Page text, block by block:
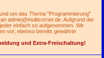
um das Thema "Programmierung"
admin@multicorner.de . Aufgrund der
einfach so aufgenommen. Wir
vor, ebenso bereits gewährte
und Extra-Freischaltung!